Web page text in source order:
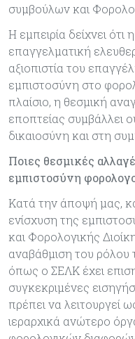
συμβούλων και
Η εμπειρία δείχνει ότι
επαγγελματική
αξιοπιστία του
εμπιστοσύνη στο
πλαίσιο, η θεσμική
εποπτείας συμβάλλει
δικαιοσύνη και στη
Ποιες θεσμικές
εμπιστοσύνη
Κατά την άποψή μας,
ενίσχυση της
και Φορολογικής
αναβάθμιση του ρόλου
όπως ο ΣΕΛΚ έχει
συγκεκριμένες
πρέπει να λειτουργεί
ιεραρχικά ανώτερο